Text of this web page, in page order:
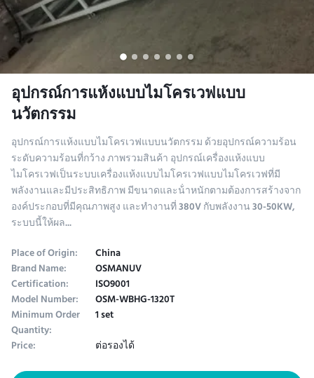
อุปกรณ์การแห้งแบบไมโครเวฟแบบ
นวัตกรรม
อุปกรณ์การแห้งแบบไมโครเวฟแบบนวัตกรรม ด้วยอุปกรณ์ความร้อน
ระดับความร้อนที่กว้าง ภาพรวมสินค้า อุปกรณ์เครื่องแห้งแบบ
ไมโครเวฟเป็นระบบเครื่องแห้งแบบไมโครเวฟแบบไมโครเวฟที่มี
พลังงานและมีประสิทธิภาพ มีขนาดและน้ําหนักตามต้องการสร้างจาก
องค์ประกอบที่มีคุณภาพสูง และทํางานที่ 380V กับพลังงาน 30-50KW,
ระบบนี้ให้ผล...
Place of Origin:
China
Brand Name: OSMANUV
Certification: ISO9001
Model Number: OSM-WBHG-1320T
Minimum Order
Quantity:
1 set
Price:
ต่อรองได้